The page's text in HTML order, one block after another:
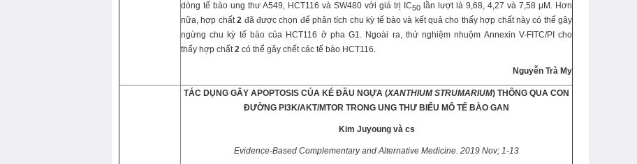
dòng tế bào ung thư A549, HCT116 và SW480 với giá trị IC50 lần lượt là 9,68, 4,27 và 7,58 μM. Hơn
nữa, hợp chất2 đã được chọn để phân tích chu kỳ tế bào và kết quả cho thấy hợp chất này có thể gây
ngừng chu kỳ tế bào của HCT116 ở pha G1. Ngoài ra, thử nghiệm nhuộm Annexin V-FITC/PI cho
thấy hợp chất2 có thể gây chết các tế bào HCT116.
Nguyễn Trà My
TÁC DỤNG GÂY APOPTOSIS CỦA KÉ ĐẦU NGỰA (XANTHIUM STRUMARIUM) THÔNG QUA CON
ĐƯỜNG PI3K/AKT/MTOR TRONG UNG THƯ BIỂU MÔ TẾ BÀO GAN
Kim Juyoungvà cs
Evidence-Based Complementary and Alternative Medicine. 2019 Nov; 1-13